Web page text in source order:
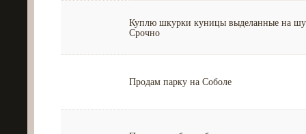
Куплю шкурки куницы выделанные на
Срочно
Продам парку на Соболе